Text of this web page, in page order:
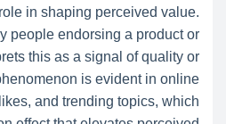
in shaping perceived value.
people endorsing a product or
this as a signal of quality or
is evident in online
and trending topics, which